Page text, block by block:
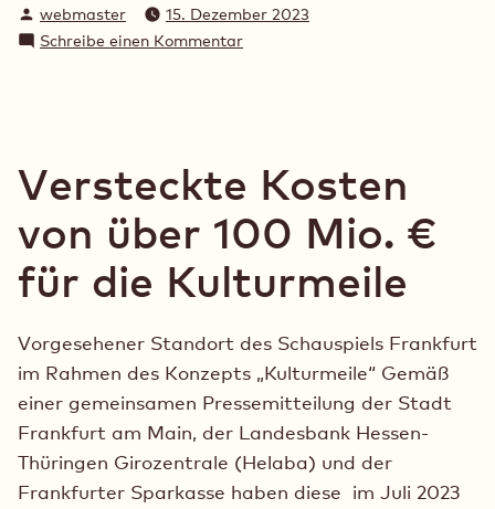
Verfasst
von
webmaster
15. Dezember 2023
Schreibe einen Kommentarzu
Versteckte Kosten
von über 100 Mio. €
für die Kulturmeile
Vorgesehener Standort des Schauspiels Frankfurt
im Rahmen des Konzepts „Kulturmeile“ Gemäß
einer gemeinsamen Pressemitteilung der Stadt
Frankfurt am Main, der Landesbank Hessen-
Thüringen Girozentrale (Helaba) und der
Frankfurter Sparkasse haben diese im Juli 2023